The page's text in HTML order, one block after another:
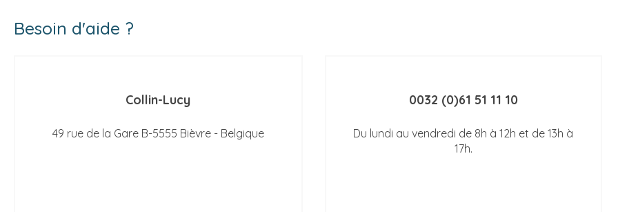
Besoin d'aide ?
Collin-Lucy
49 rue de la Gare B-5555 Bièvre - Belgique
0032 (0)61 51 11 10
Du lundi au vendredi de 8h à 12h et de 13h à
17h.